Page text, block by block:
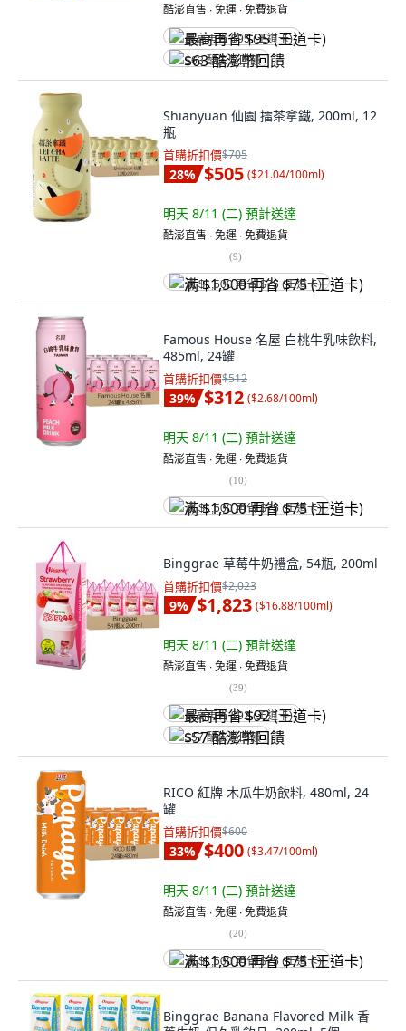
酷澎直售 ∙ 免運 ∙ 免費退貨
最高再省 $95 (王道卡)
$63 酷澎幣回饋
Shianyuan 仙園 擂茶拿鐵, 200ml, 12
瓶
首購折扣價$705
28% $505 ($21.04/100ml)
明天 8/11 (二) 預計送達
酷澎直售 ∙ 免運 ∙ 免費退貨
(9)
满 $1,500 再省 $75 (王道卡)
Famous House 名屋 白桃牛乳味飲料,
485ml, 24罐
首購折扣價$512
39% $312 ($2.68/100ml)
明天 8/11 (二) 預計送達
酷澎直售 ∙ 免運 ∙ 免費退貨
(10)
满 $1,500 再省 $75 (王道卡)
Binggrae 草莓牛奶禮盒, 54瓶, 200ml
首購折扣價$2,023
9% $1,823 ($16.88/100ml)
明天 8/11 (二) 預計送達
酷澎直售 ∙ 免運 ∙ 免費退貨
(39)
最高再省 $92 (王道卡)
$57 酷澎幣回饋
RICO 紅牌 木瓜牛奶飲料, 480ml, 24
罐
首購折扣價$600
33% $400 ($3.47/100ml)
明天 8/11 (二) 預計送達
酷澎直售 ∙ 免運 ∙ 免費退貨
(20)
满 $1,500 再省 $75 (王道卡)
Binggrae Banana Flavored Milk 香